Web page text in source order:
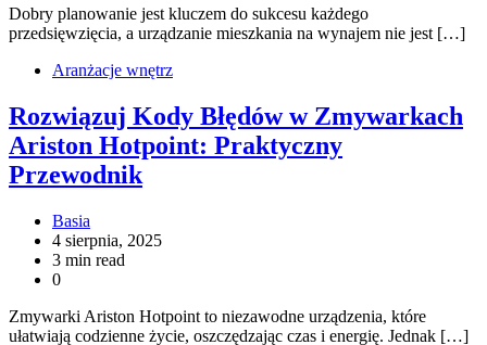
Dobry planowanie jest kluczem do sukcesu każdego
przedsięwzięcia, a urządzanie mieszkania na wynajem nie jest […]
Aranżacje wnętrz
Rozwiązuj Kody Błędów w Zmywarkach
Ariston Hotpoint: Praktyczny
Przewodnik
Basia
4 sierpnia, 2025
3 min read
0
Zmywarki Ariston Hotpoint to niezawodne urządzenia, które
ułatwiają codzienne życie, oszczędzając czas i energię. Jednak […]